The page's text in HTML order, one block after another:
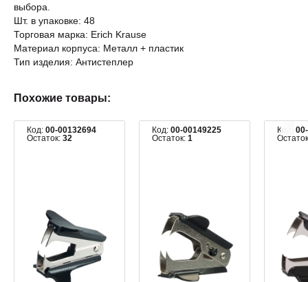
выбора.
Шт. в упаковке: 48
Торговая марка: Erich Krause
Материал корпуса: Металл + пластик
Тип изделия: Антистеплер
Похожие товары:
Код: 00-00132694
Остаток: 32
Код: 00-00149225
Остаток: 1
Код: